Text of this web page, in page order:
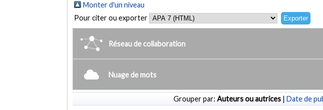
Monter d'un niveau
Pour citer ou exporter
Réseau de collaboration
Nuage de mots
Grouper par: Auteurs ou autrices | Date de